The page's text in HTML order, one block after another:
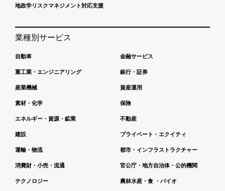
地政学リスクマネジメント対応支援
業種別サービス
自動車
重工業・エンジニアリング
産業機械
素材・化学
エネルギー・資源・鉱業
建設
運輸・物流
消費財・小売・流通
テクノロジー
金融サービス
銀行・証券
資産運用
保険
不動産
プライベート・エクイティ
都市・インフラストラクチャー
官公庁・地方自治体・公的機関
農林水産・食 ・バイオ